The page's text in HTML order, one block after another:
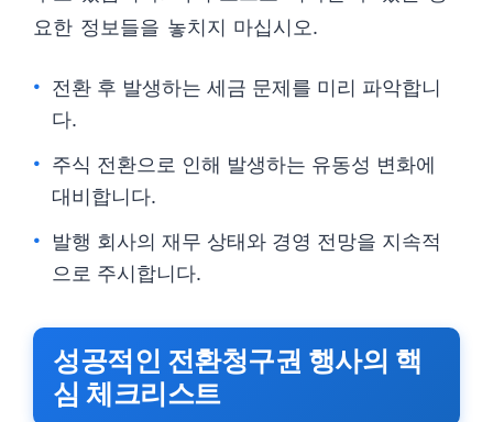
요한 정보들을 놓치지 마십시오.
전환 후 발생하는 세금 문제를 미리 파악합니
다.
주식 전환으로 인해 발생하는 유동성 변화에
대비합니다.
발행 회사의 재무 상태와 경영 전망을 지속적
으로 주시합니다.
성공적인 전환청구권 행사의 핵
심 체크리스트